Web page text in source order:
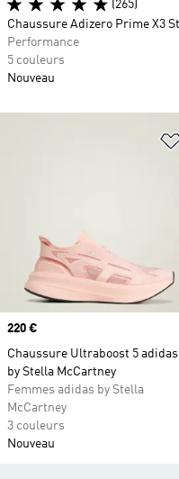
Prix
220 €
Chaussure Ultraboost 5 adidas
by Stella McCartney
Femmes adidas by Stella
McCartney
3 couleurs
Nouveau
(265)
Chaussure Adizero Prime X3
Performance
5 couleurs
Nouveau